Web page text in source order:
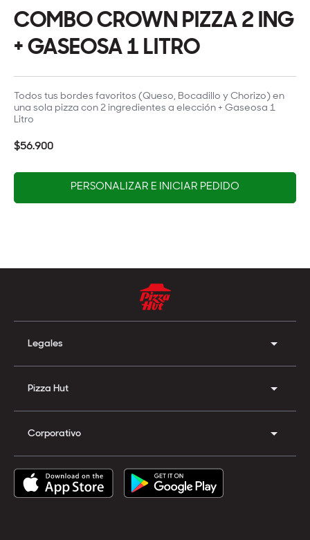
COMBO CROWN PIZZA 2 ING
+ GASEOSA 1 LITRO
Todos tus bordes favoritos (Queso, Bocadillo y Chorizo) en
una sola pizza con 2 ingredientes a elección + Gaseosa 1
Litro
$56.900
PERSONALIZAR E INICIAR PEDIDO
Legales
Pizza Hut
Corporativo